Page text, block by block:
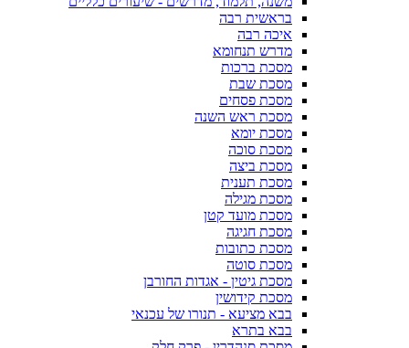
בראשית רבה
איכה רבה
מדרש תנחומא
מסכת ברכות
מסכת שבת
מסכת פסחים
מסכת ראש השנה
מסכת יומא
מסכת סוכה
מסכת ביצה
מסכת תענית
מסכת מגילה
מסכת מועד קטן
מסכת חגיגה
מסכת כתובות
מסכת סוטה
מסכת גיטין - אגדות החורבן
מסכת קידושין
בבא מציעא - תנורו של עכנאי
בבא בתרא